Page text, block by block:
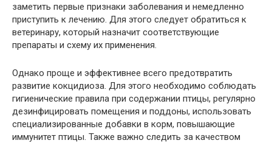
заметить первые признаки заболевания и немедленно
приступить к лечению. Для этого следует обратиться к
ветеринару, который назначит соответствующие
препараты и схему их применения.
Однако проще и эффективнее всего предотвратить
развитие кокцидиоза. Для этого необходимо соблюдать
гигиенические правила при содержании птицы, регулярно
дезинфицировать помещения и поддоны, использовать
специализированные добавки в корм, повышающие
иммунитет птицы. Также важно следить за качеством